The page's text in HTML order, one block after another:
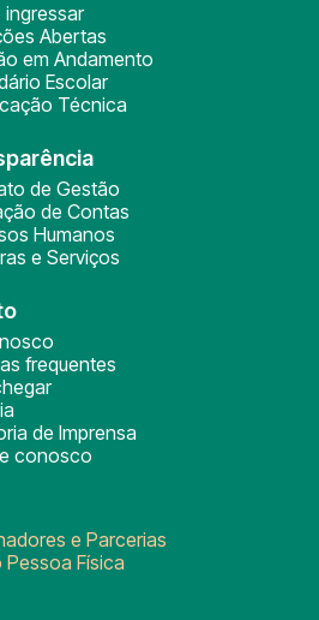
Abertas
em Andamento
Escolar
Técnica
de Gestão
de Contas
Humanos
e Serviços
frequentes
de Imprensa
conosco
e Parcerias
Física